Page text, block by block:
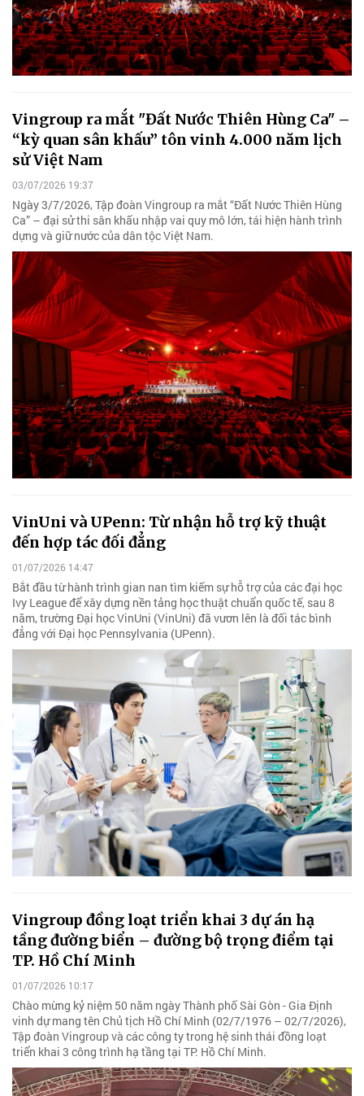
Vingroup ra mắt "Đất Nước Thiên Hùng Ca" –
“kỳ quan sân khấu” tôn vinh 4.000 năm lịch
sử Việt Nam
03/07/2026 19:37
Ngày 3/7/2026, Tập đoàn Vingroup ra mắt “Đất Nước Thiên Hùng
Ca” – đại sử thi sân khấu nhập vai quy mô lớn, tái hiện hành trình
dựng và giữ nước của dân tộc Việt Nam.
VinUni và UPenn: Từ nhận hỗ trợ kỹ thuật
đến hợp tác đối đẳng
01/07/2026 14:47
Bắt đầu từ hành trình gian nan tìm kiếm sự hỗ trợ của các đại học
Ivy League để xây dựng nền tảng học thuật chuẩn quốc tế, sau 8
năm, trường Đại học VinUni (VinUni) đã vươn lên là đối tác bình
đẳng với Đại học Pennsylvania (UPenn).
Vingroup đồng loạt triển khai 3 dự án hạ
tầng đường biển – đường bộ trọng điểm tại
TP. Hồ Chí Minh
01/07/2026 10:17
Chào mừng kỷ niệm 50 năm ngày Thành phố Sài Gòn - Gia Định
vinh dự mang tên Chủ tịch Hồ Chí Minh (02/7/1976 – 02/7/2026),
Tập đoàn Vingroup và các công ty trong hệ sinh thái đồng loạt
triển khai 3 công trình hạ tầng tại TP. Hồ Chí Minh.